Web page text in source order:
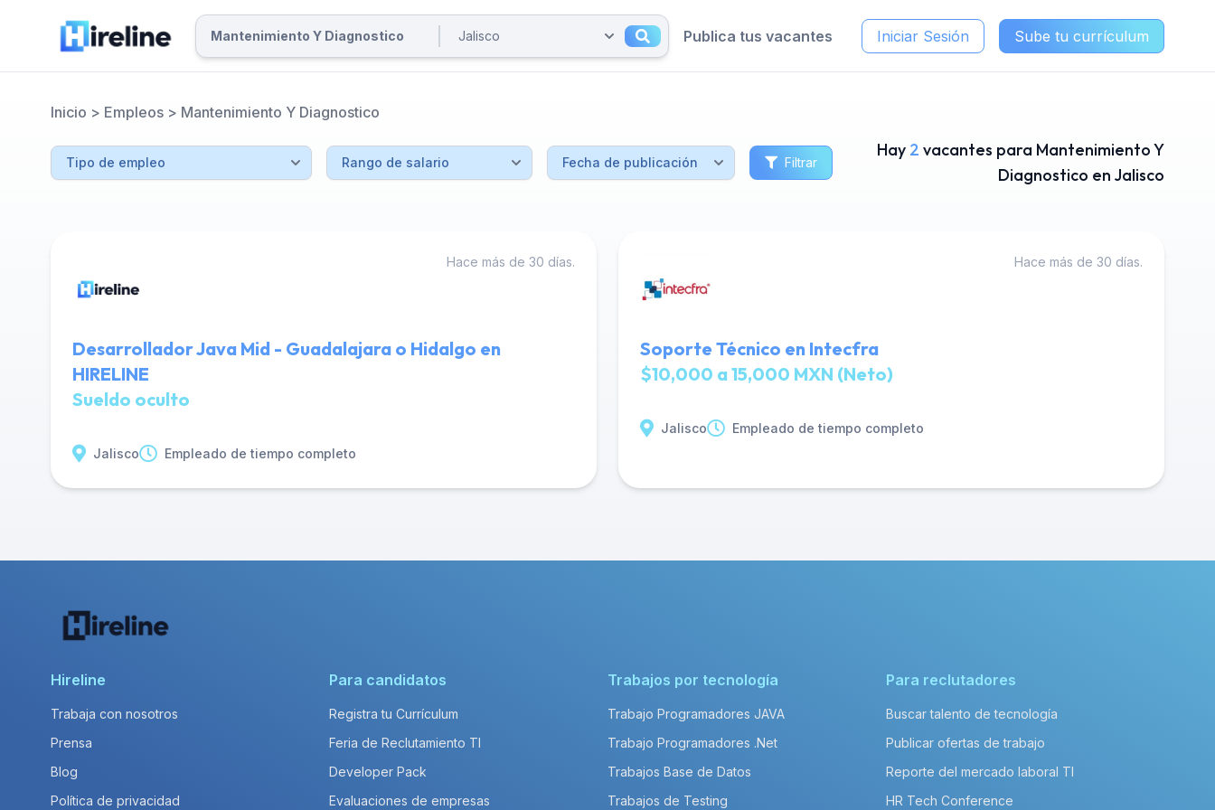
Publica tus vacantes Iniciar Sesión Sube tu currículum
Inicio > Empleos > Mantenimiento Y Diagnostico
Filtrar
Hay 2 vacantes para Mantenimiento Y
Diagnostico en Jalisco
Hace más de 30 días.
Desarrollador Java Mid - Guadalajara o Hidalgo en
HIRELINE
Sueldo oculto
Jalisco Empleado de tiempo completo
Hace más de 30 días.
Soporte Técnico en Intecfra
$10,000 a 15,000 MXN (Neto)
Jalisco Empleado de tiempo completo
Hireline
Trabaja con nosotros
Prensa
Blog
Política de privacidad
Para candidatos
Registra tu Currículum
Feria de Reclutamiento TI
Developer Pack
Evaluaciones de empresas
Trabajos por tecnología
Trabajo Programadores JAVA
Trabajo Programadores .Net
Trabajos Base de Datos
Trabajos de Testing
Para reclutadores
Buscar talento de tecnología
Publicar ofertas de trabajo
Reporte del mercado laboral TI
HR Tech Conference